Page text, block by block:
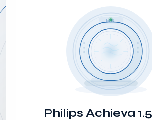
MRI
Philips Achieva